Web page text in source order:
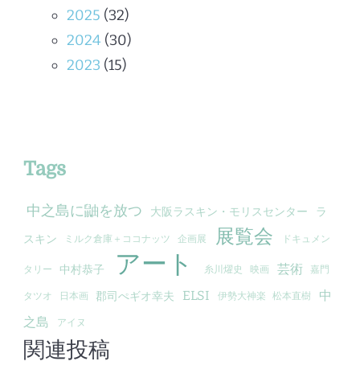
2025 (32)
2024 (30)
2023 (15)
Tags
中之島に鼬を放つ 大阪ラスキン・モリスセンター
ラ
スキン
ミルク倉庫＋ココナッツ 企画展 展覧会 ドキュメン
タリー 中村恭子 アート 糸川燿史 映画 芸術 嘉門
タツオ 日本画 郡司ぺギオ幸夫 ELSI 伊勢大神楽 松本直樹
中
之島
アイヌ
関連投稿